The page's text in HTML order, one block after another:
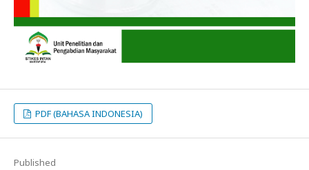
PDF (BAHASA INDONESIA)
Published